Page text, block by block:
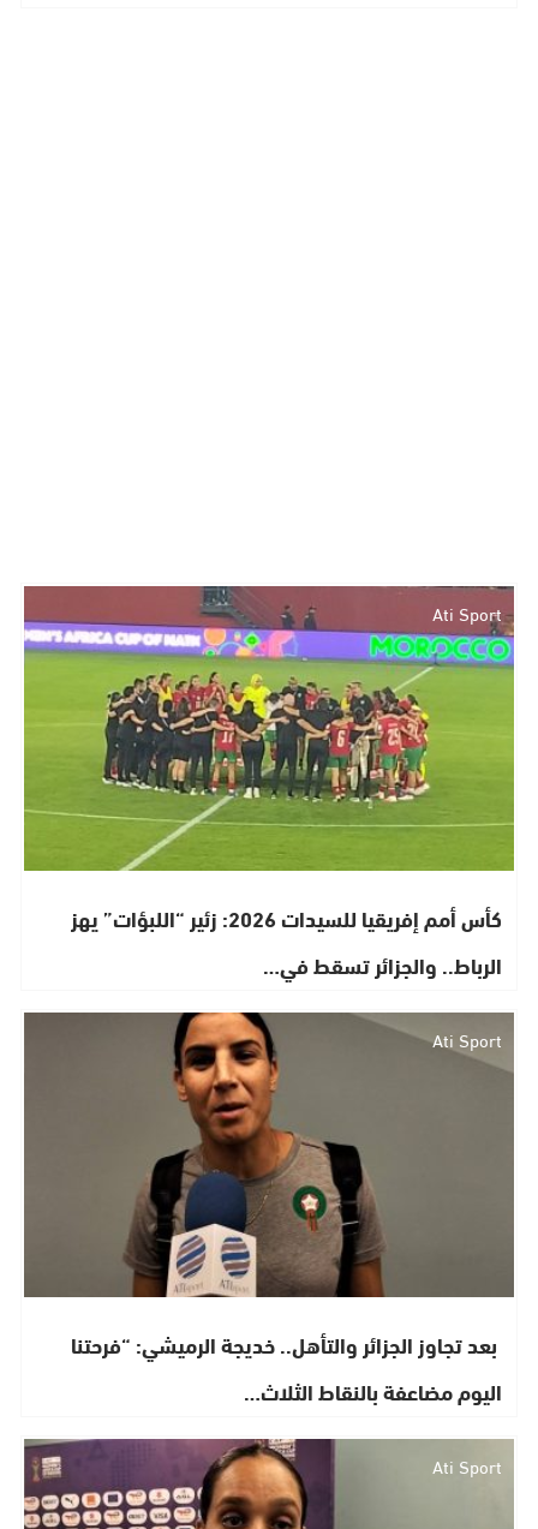
Ati Sport
كأس أمم إفريقيا للسيدات 2026: زئير “اللبؤات” يهز
الرباط.. والجزائر تسقط في…
Ati Sport
​ بعد تجاوز الجزائر والتأهل.. خديجة الرميشي: “فرحتنا
اليوم مضاعفة بالنقاط الثلاث…
Ati Sport